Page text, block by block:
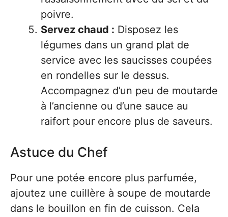
poivre.
Servez chaud : Disposez les
légumes dans un grand plat de
service avec les saucisses coupées
en rondelles sur le dessus.
Accompagnez d’un peu de moutarde
à l’ancienne ou d’une sauce au
raifort pour encore plus de saveurs.
Astuce du Chef
Pour une potée encore plus parfumée,
ajoutez une cuillère à soupe de moutarde
dans le bouillon en fin de cuisson. Cela